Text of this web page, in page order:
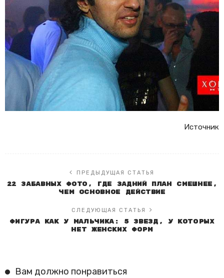
Источник
ПРЕДЫДУЩАЯ СТАТЬЯ
22 забавных фото, где задний план смешнее,
чем основное действие
СЛЕДУЮЩАЯ СТАТЬЯ
Фигура как у мальчика: 5 звезд, у которых
нет женских форм
Вам должно понравиться